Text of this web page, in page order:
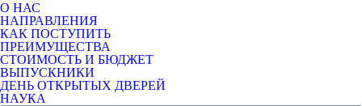
О НАС
НАПРАВЛЕНИЯ
КАК ПОСТУПИТЬ
ПРЕИМУЩЕСТВА
СТОИМОСТЬ И БЮДЖЕТ
ВЫПУСКНИКИ
ДЕНЬ ОТКРЫТЫХ ДВЕРЕЙ
НАУКА